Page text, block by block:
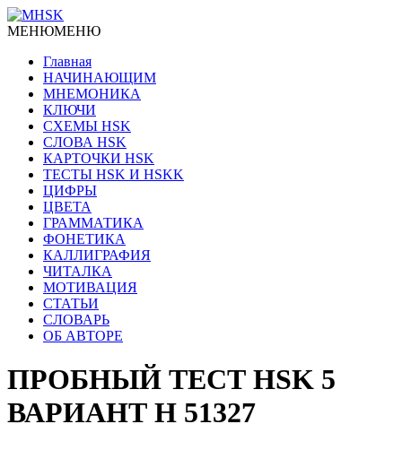
МЕНЮМЕНЮ
Главная
НАЧИНАЮЩИМ
МНЕМОНИКА
КЛЮЧИ
СХЕМЫ HSK
СЛОВА HSK
КАРТОЧКИ HSK
ТЕСТЫ HSK И HSKK
ЦИФРЫ
ЦВЕТА
ГРАММАТИКА
ФОНЕТИКА
КАЛЛИГРАФИЯ
ЧИТАЛКА
МОТИВАЦИЯ
СТАТЬИ
СЛОВАРЬ
ОБ АВТОРЕ
ПРОБНЫЙ ТЕСТ HSK 5
ВАРИАНТ H 51327